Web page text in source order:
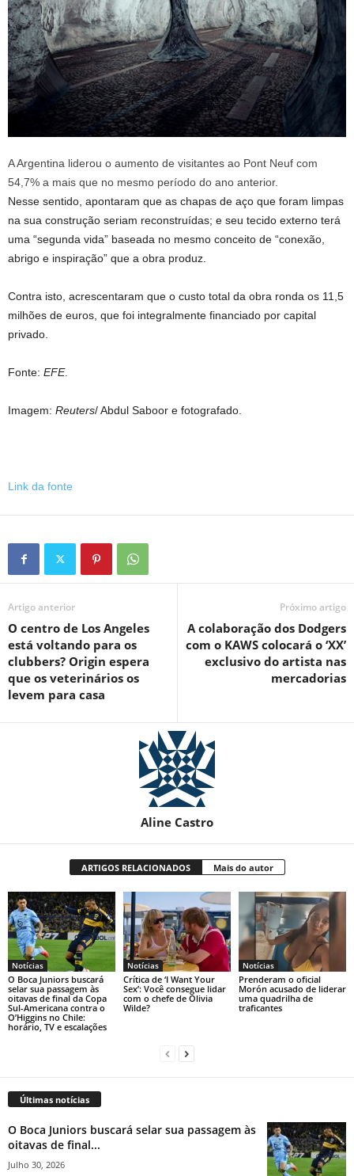
A Argentina liderou o aumento de visitantes ao Pont Neuf com
54,7% a mais que no mesmo período do ano anterior.
Nesse sentido, apontaram que as chapas de aço que foram limpas
na sua construção seriam reconstruídas; e seu tecido externo terá
uma “segunda vida” baseada no mesmo conceito de “conexão,
abrigo e inspiração” que a obra produz.
Contra isto, acrescentaram que o custo total da obra ronda os 11,5
milhões de euros, que foi integralmente financiado por capital
privado.
Fonte: EFE.
Imagem: Reuters/ Abdul Saboor e fotografado.
Link da fonte
Artigo anterior
O centro de Los Angeles
está voltando para os
clubbers? Origin espera
que os veterinários os
levem para casa
Próximo artigo
A colaboração dos Dodgers
com o KAWS colocará o ‘XX’
exclusivo do artista nas
mercadorias
Aline Castro
ARTIGOS RELACIONADOS Mais do autor
Notícias
O Boca Juniors buscará
selar sua passagem às
oitavas de final da Copa
Sul-Americana contra o
O’Higgins no Chile:
horário, TV e escalações
Notícias
Crítica de ‘I Want Your
Sex’: Você consegue lidar
com o chefe de Olivia
Wilde?
Notícias
Prenderam o oficial
Morón acusado de liderar
uma quadrilha de
traficantes
Últimas notícias
O Boca Juniors buscará selar sua passagem às
oitavas de final...
Julho 30, 2026